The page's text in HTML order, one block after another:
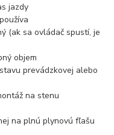
jazdy
(ak sa ovládač spustí, je
objem
prevádzkovej alebo
na stenu
na plnú plynovú fľašu